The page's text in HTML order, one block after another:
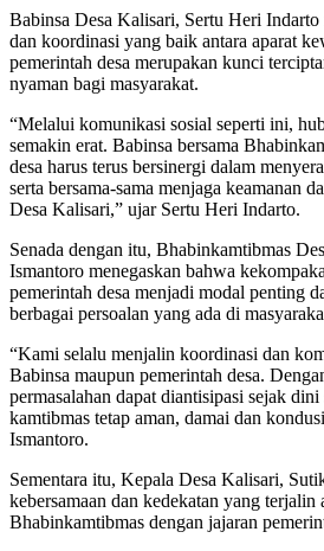
Babinsa Desa Kalisari, Sertu Heri
dan koordinasi yang baik antara aparat
pemerintah desa merupakan kunci
nyaman bagi masyarakat.
“Melalui komunikasi sosial seperti ini,
semakin erat. Babinsa bersama
desa harus terus bersinergi dalam
serta bersama-sama menjaga keamanan
Desa Kalisari,” ujar Sertu Heri Indarto.
Senada dengan itu, Bhabinkamtibmas
Ismantoro menegaskan bahwa
pemerintah desa menjadi modal penting
berbagai persoalan yang ada di
“Kami selalu menjalin koordinasi dan
Babinsa maupun pemerintah desa.
permasalahan dapat diantisipasi sejak dini
kamtibmas tetap aman, damai dan
Ismantoro.
Sementara itu, Kepala Desa Kalisari,
kebersamaan dan kedekatan yang terjalin
Bhabinkamtibmas dengan jajaran